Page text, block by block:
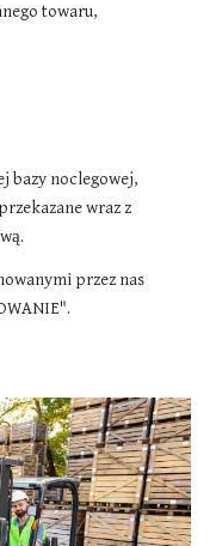
towaru,
bazy noclegowej,
wraz z
przez nas